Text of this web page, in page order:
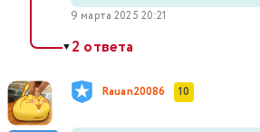
9 марта 2025 20:21
▼2 ответа
Rauan20086 10